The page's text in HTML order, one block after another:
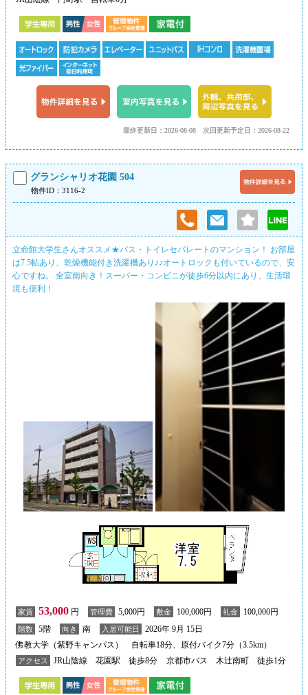
次回更新予定日：2026-08-22
最終更新日：2026-08-08
グランシャリオ花園 504
物件ID：3116-2
立命館大学生さんオススメ★バス・トイレセパレートのマンション！ お部屋
は7.5帖あり、乾燥機能付き洗濯機あり♪♪オートロックも付いているので、安
心ですね。 全室南向き！スーパー・コンビニが徒歩6分以内にあり、生活環
境も便利！
家賃 53,000 円 管理費 5,000円 敷金 100,000円 礼金 100,000円
階数 5階 向き 南 入居可能日
2026年 9月 15日
佛教大学（紫野キャンパス） 自転車18分、原付バイク7分（3.5km）
アクセス JR山陰線 花園駅 徒歩8分 京都市バス 木辻南町 徒歩1分